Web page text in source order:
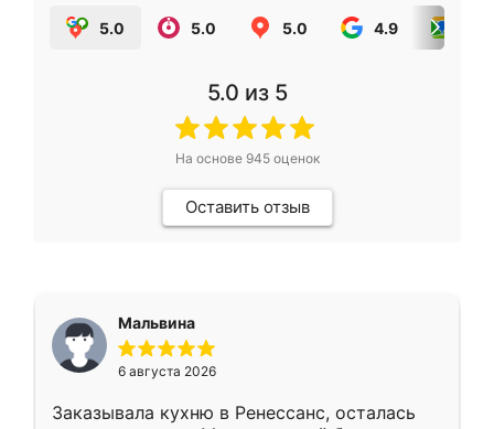
5.0 5.0 5.0 4.9
5.0 из 5
На основе 945оценок
Оставить отзыв
Мальвина
6 августа 2026
Заказывала кухню в Ренессанс, осталась